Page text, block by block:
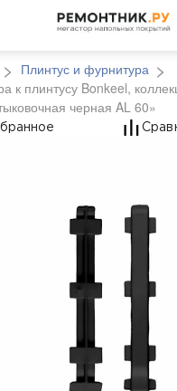
Плинтус и фурнитура
к плинтусу Bonkeel,
черная AL 60»
к